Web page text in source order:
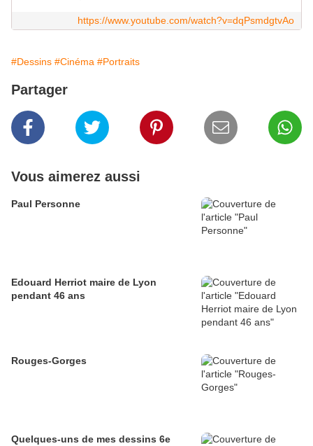
https://www.youtube.com/watch?v=dqPsmdgtvAo
#Dessins #Cinéma #Portraits
Partager
Vous aimerez aussi
Paul Personne
Edouard Herriot maire de Lyon
pendant 46 ans
Rouges-Gorges
Quelques-uns de mes dessins 6e